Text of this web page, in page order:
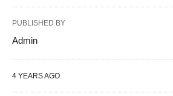
PUBLISHED BY
Admin
4 YEARS AGO